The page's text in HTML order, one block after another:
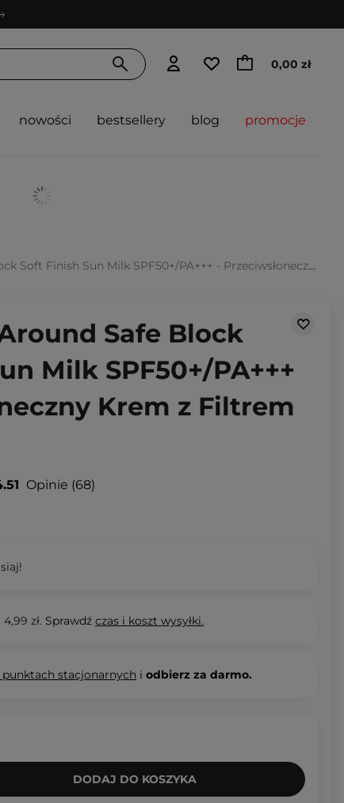
0,00 zł
nowości bestsellery blog promocje
Sun Milk SPF50+/PA+++ - Przeciwsłoneczny Krem z Filtrem - 70ml
Safe Block
Milk SPF50+/PA+++
Krem z Filtrem
Opinie 68
zł. Sprawdź czas i koszt wysyłki.
stacjonarnych i odbierz za darmo.
DODAJ DO KOSZYKA